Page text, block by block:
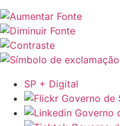
SP + Digital